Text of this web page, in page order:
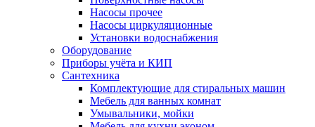
Насосы прочее
Насосы циркуляционные
Установки водоснабжения
Оборудование
Приборы учёта и КИП
Сантехника
Комплектующие для стиральных машин
Мебель для ванных комнат
Умывальники, мойки